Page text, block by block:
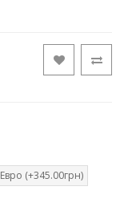
Евро (+345.00грн)